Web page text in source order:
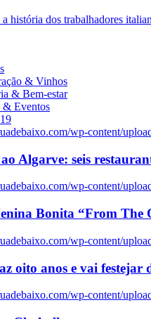
história dos trabalhadores
& Vinhos
& Bem-estar
& Eventos
wp-content/
Algarve: seis
wp-content/
Bonita “From The
wp-content/
oito anos e vai festejar
wp-content/